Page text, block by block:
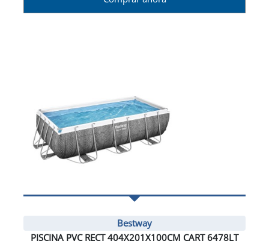
Bestway
PISCINA PVC RECT 404X201X100CM CART 6478LT